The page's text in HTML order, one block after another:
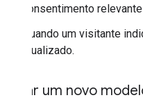
consentimento
Quando um visitante
atualizado.
Criar um novo